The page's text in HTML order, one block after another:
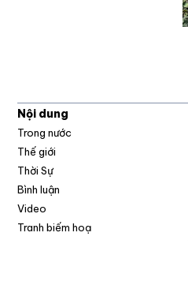
Nội dung
Trong nước
Thế giới
Thời Sự
Bình luận
Video
Tranh biếm hoạ